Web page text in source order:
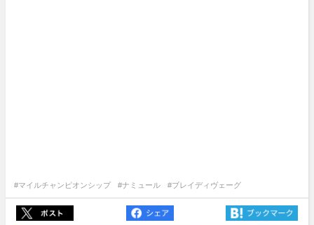
#マイルチャンピオンシップ #ナミュール #ブレイディヴェーグ